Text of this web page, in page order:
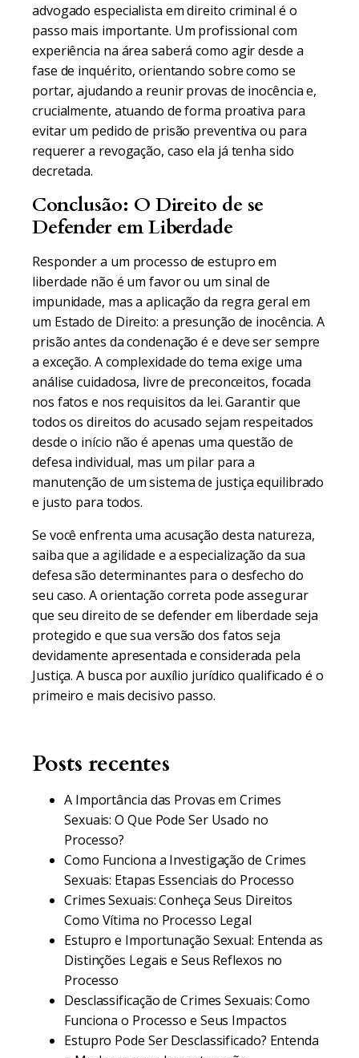
advogado especialista em direito criminal é o
passo mais importante. Um profissional com
experiência na área saberá como agir desde a
fase de inquérito, orientando sobre como se
portar, ajudando a reunir provas de inocência e,
crucialmente, atuando de forma proativa para
evitar um pedido de prisão preventiva ou para
requerer a revogação, caso ela já tenha sido
decretada.
Conclusão: O Direito de se
Defender em Liberdade
Responder a um processo de estupro em
liberdade não é um favor ou um sinal de
impunidade, mas a aplicação da regra geral em
um Estado de Direito: a presunção de inocência. A
prisão antes da condenação é e deve ser sempre
a exceção. A complexidade do tema exige uma
análise cuidadosa, livre de preconceitos, focada
nos fatos e nos requisitos da lei. Garantir que
todos os direitos do acusado sejam respeitados
desde o início não é apenas uma questão de
defesa individual, mas um pilar para a
manutenção de um sistema de justiça equilibrado
e justo para todos.
Se você enfrenta uma acusação desta natureza,
saiba que a agilidade e a especialização da sua
defesa são determinantes para o desfecho do
seu caso. A orientação correta pode assegurar
que seu direito de se defender em liberdade seja
protegido e que sua versão dos fatos seja
devidamente apresentada e considerada pela
Justiça. A busca por auxílio jurídico qualificado é o
primeiro e mais decisivo passo.
Posts recentes
A Importância das Provas em Crimes
Sexuais: O Que Pode Ser Usado no
Processo?
Como Funciona a Investigação de Crimes
Sexuais: Etapas Essenciais do Processo
Crimes Sexuais: Conheça Seus Direitos
Como Vítima no Processo Legal
Estupro e Importunação Sexual: Entenda as
Distinções Legais e Seus Reflexos no
Processo
Desclassificação de Crimes Sexuais: Como
Funciona o Processo e Seus Impactos
Estupro Pode Ser Desclassificado? Entenda